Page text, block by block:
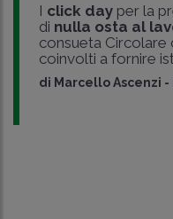
I click dayper la
di nulla osta al
consueta Circolare
coinvolti a fornire
di Marcello Ascenzi -